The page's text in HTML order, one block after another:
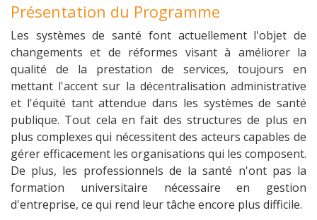
Présentation du Programme
Les systèmes de santé font actuellement l'objet de
changements et de réformes visant à améliorer la
qualité de la prestation de services, toujours en
mettant l'accent sur la décentralisation administrative
et l'équité tant attendue dans les systèmes de santé
publique. Tout cela en fait des structures de plus en
plus complexes qui nécessitent des acteurs capables de
gérer efficacement les organisations qui les composent.
De plus, les professionnels de la santé n'ont pas la
formation universitaire nécessaire en gestion
d'entreprise, ce qui rend leur tâche encore plus difficile.